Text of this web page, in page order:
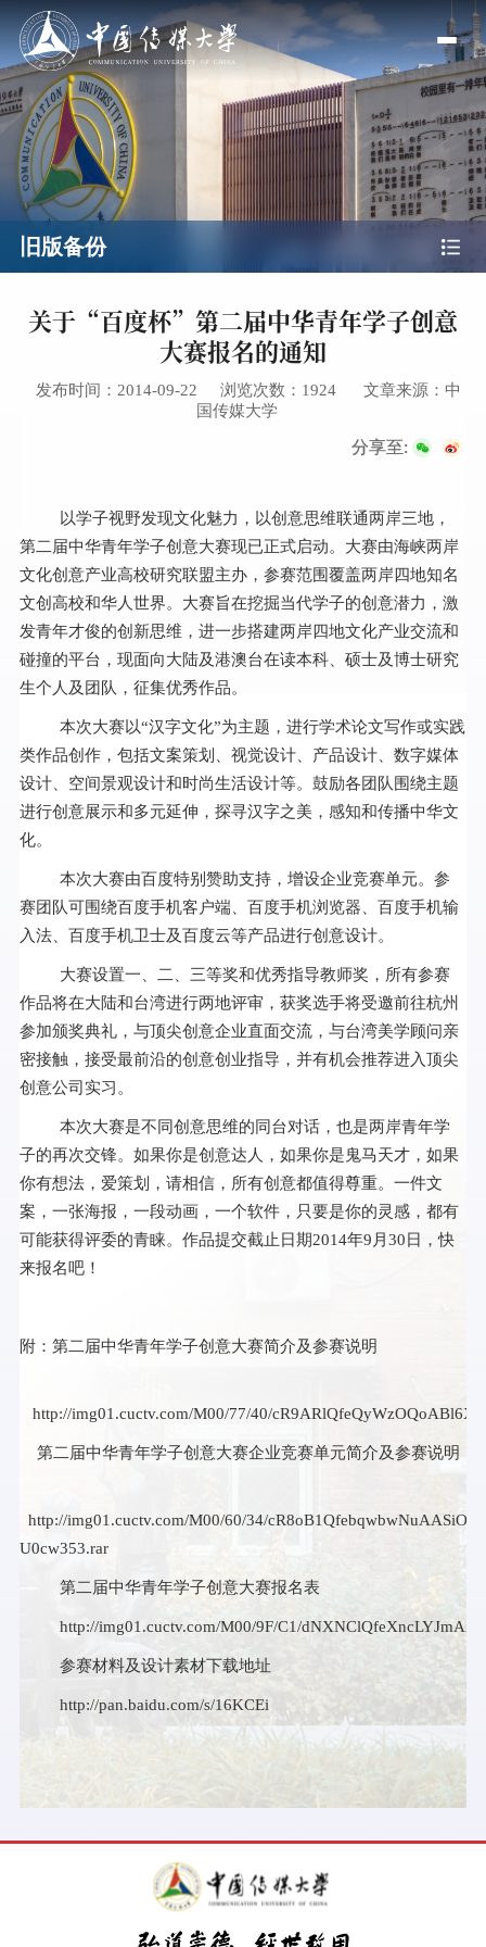
旧版备份
关于“百度杯”第二届中华青年学子创意
大赛报名的通知
发布时间：2014-09-22 浏览次数： 1924
文章来源：中
国传媒大学
分享至:
以学子视野发现文化魅力，以创意思维联通两岸三地，
第二届中华青年学子创意大赛现已正式启动。大赛由海峡两岸
文化创意产业高校研究联盟主办，参赛范围覆盖两岸四地知名
文创高校和华人世界。大赛旨在挖掘当代学子的创意潜力，激
发青年才俊的创新思维，进一步搭建两岸四地文化产业交流和
碰撞的平台，现面向大陆及港澳台在读本科、硕士及博士研究
生个人及团队，征集优秀作品。
本次大赛以“汉字文化”为主题，进行学术论文写作或实践
类作品创作，包括文案策划、视觉设计、产品设计、数字媒体
设计、空间景观设计和时尚生活设计等。鼓励各团队围绕主题
进行创意展示和多元延伸，探寻汉字之美，感知和传播中华文
化。
本次大赛由百度特别赞助支持，增设企业竞赛单元。参
赛团队可围绕百度手机客户端、百度手机浏览器、百度手机输
入法、百度手机卫士及百度云等产品进行创意设计。
大赛设置一、二、三等奖和优秀指导教师奖，所有参赛
作品将在大陆和台湾进行两地评审，获奖选手将受邀前往杭州
参加颁奖典礼，与顶尖创意企业直面交流，与台湾美学顾问亲
密接触，接受最前沿的创意创业指导，并有机会推荐进入顶尖
创意公司实习。
本次大赛是不同创意思维的同台对话，也是两岸青年学
子的再次交锋。如果你是创意达人，如果你是鬼马天才，如果
你有想法，爱策划，请相信，所有创意都值得尊重。一件文
案，一张海报，一段动画，一个软件，只要是你的灵感，都有
可能获得评委的青睐。作品提交截止日期2014年9月30日，快
来报名吧！
附：第二届中华青年学子创意大赛简介及参赛说明
http://img01.cuctv.com/M00/77/40/
第二届中华青年学子创意大赛企业竞赛单元简介及参赛说明
http://img01.cuctv.com/M00/60/34/cR8oB1QfebqwbwNuAASiOt-
U0cw353.rar
第二届中华青年学子创意大赛报名表
http://img01.cuctv.com/M00/9F/C1/
参赛材料及设计素材下载地址
http://pan.baidu.com/s/16KCEi